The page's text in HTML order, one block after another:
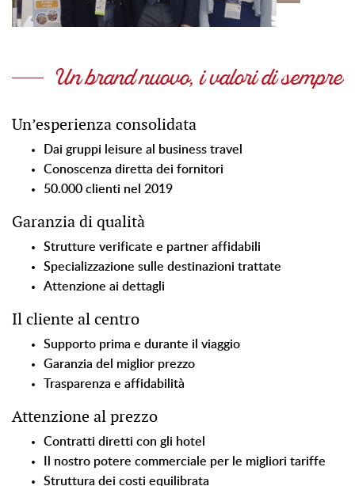
Un brand nuovo, i valori di sempre
Un’esperienza consolidata
Dai gruppi leisure al business travel
Conoscenza diretta dei fornitori
50.000 clienti nel 2019
Garanzia di qualità
Strutture verificate e partner affidabili
Specializzazione sulle destinazioni trattate
Attenzione ai dettagli
Il cliente al centro
Supporto prima e durante il viaggio
Garanzia del miglior prezzo
Trasparenza e affidabilità
Attenzione al prezzo
Contratti diretti con gli hotel
Il nostro potere commerciale per le migliori tariffe
Struttura dei costi equilibrata